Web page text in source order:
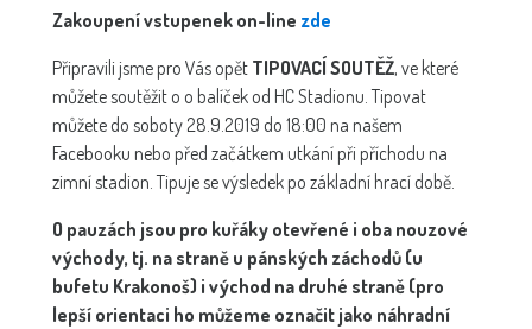
Zakoupení vstupenek on-line zde
Připravili jsme pro Vás opět TIPOVACÍ SOUTĚŽ, ve které
můžete soutěžit o o balíček od HC Stadionu. Tipovat
můžete do soboty 28.9.2019 do 18:00 na našem
Facebooku nebo před začátkem utkání při příchodu na
zimní stadion. Tipuje se výsledek po základní hrací době.
O pauzách jsou pro kuřáky otevřené i oba nouzové
východy, tj. na straně u pánských záchodů (u
bufetu Krakonoš) i východ na druhé straně (pro
lepší orientaci ho můžeme označit jako náhradní